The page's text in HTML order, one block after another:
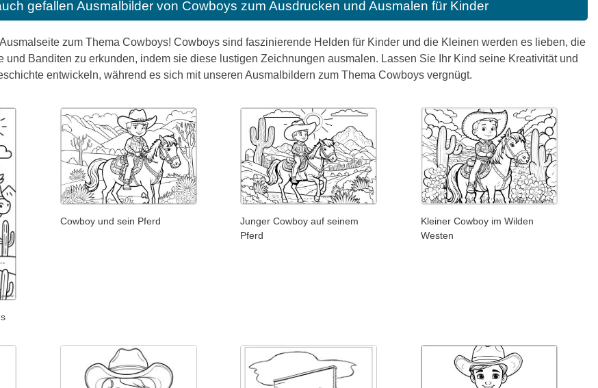
gefallen Ausmalbilder von Cowboys zum Ausdrucken und Ausmalen für Kinder
zum Thema Cowboys! Cowboys sind faszinierende Helden für Kinder und die Kleinen werden es lieben, die
und Banditen zu erkunden, indem sie diese lustigen Zeichnungen ausmalen. Lassen Sie Ihr Kind seine Kreativität und
entwickeln, während es sich mit unseren Ausmalbildern zum Thema Cowboys vergnügt.
Cowboy und sein Pferd
Junger Cowboy auf seinem
Pferd
Kleiner Cowboy im Wilden
Westen